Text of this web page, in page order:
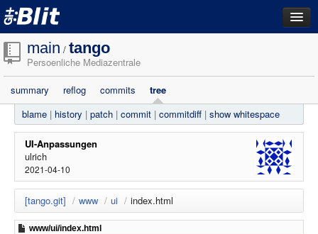
dashboard
repositories
filestore
activity
search
login
main / tango
Persoenliche Mediazentrale
summary reflog commits
tree
blame | history | patch | commit | commitdiff | show whitespace
UI-Anpassungen
ulrich
2021-04-10
[tango.git] / www / ui / index.html
www/ui/index.html